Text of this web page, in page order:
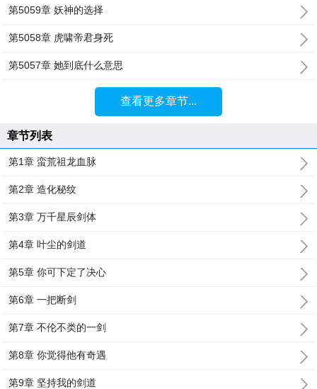
第5059章 妖神的选择
第5058章 虎啸帝君身死
第5057章 她到底什么意思
查看更多章节...
章节列表
第1章 蛮荒祖龙血脉
第2章 造化秘纹
第3章 万千星辰剑体
第4章 叶尘的剑道
第5章 你可下定了决心
第6章 一把断剑
第7章 不伦不类的一剑
第8章 你觉得他有奇遇
第9章 坚持我的剑道